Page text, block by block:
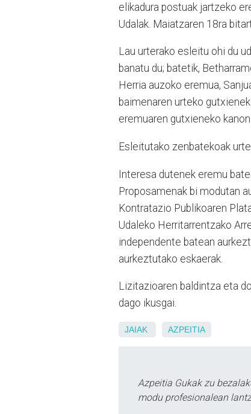
elikadura postuak jartzeko
Udalak. Maiatzaren 18ra
Lau urterako esleitu ohi du
banatu du; batetik,
Herria auzoko eremua,
baimenaren urteko
eremuaren gutxieneko
Esleitutako zenbatekoak
Interesa dutenek eremu
Proposamenak bi modutan
Kontratazio Publikoaren
Udaleko Herritarrentzako
independente batean
aurkeztutako eskaerak.
Lizitazioaren baldintza eta
dago ikusgai.
JAIAK AZPEITIA
Azpeitia Gukak zu
modu profesionalean